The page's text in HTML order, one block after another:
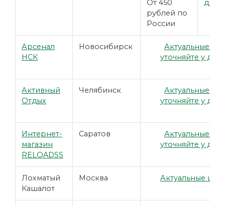
От 450
рублей по
России
Арсенал
НСК
Новосибирск
Актуальные
уточняйте у
Активный
Отдых
Челябинск
Актуальные
уточняйте у
Интернет-
магазин
RELOADSS
Саратов
Актуальные
уточняйте у
Лохматый
Кашалот
Москва Актуальные